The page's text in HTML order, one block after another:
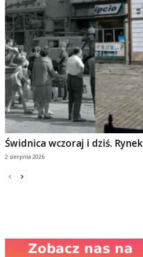
Świdnica wczoraj i dziś. Rynek
2 sierpnia 2026